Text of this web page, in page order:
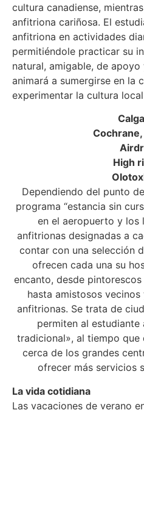
cultura canadiense,
anfitriona cariñosa. El
anfitriona en actividades
permitiéndole practicar su
natural, amigable, de
animará a sumergirse en la
experimentar la cultura
High
Dependiendo del punto
programa “estancia sin
en el aeropuerto y los
anfitrionas designadas a
contar con una selección
ofrecen cada una su
encanto, desde
hasta amistosos
anfitrionas. Se trata de
permiten al estudiante
tradicional», al tiempo
cerca de los grandes
ofrecer más servicios
La vida cotidiana
Las vacaciones de verano